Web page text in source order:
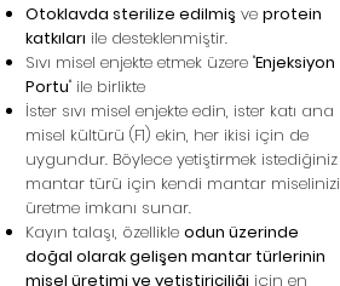
Otoklavda sterilize edilmiş ve protein
katkıları ile desteklenmiştir.
Sıvı misel enjekte etmek üzere "Enjeksiyon
Portu" ile birlikte
İster sıvı misel enjekte edin, ister katı ana
misel kültürü (F1) ekin, her ikisi için de
uygundur. Böylece yetiştirmek istediğiniz
mantar türü için kendi mantar miselinizi
üretme imkanı sunar.
Kayın talaşı, özellikle odun üzerinde
doğal olarak gelişen mantar türlerinin
misel üretimi ve yetiştiriciliği için en